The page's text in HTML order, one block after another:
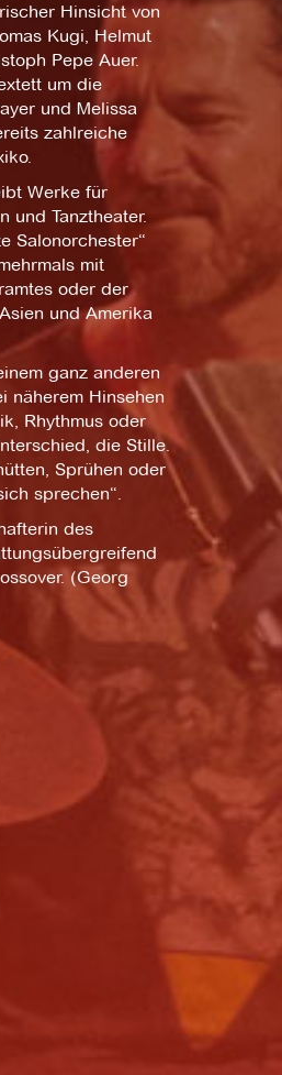
Hinsicht von
Kugi, Helmut
Pepe Auer.
um die
und Melissa
zahlreiche
Werke für
und Tanztheater.
Salonorchester“
mit
oder der
und Amerika
ganz anderen
näherem Hinsehen
Rhythmus oder
die Stille.
Sprühen oder
sprechen“.
des
(Georg